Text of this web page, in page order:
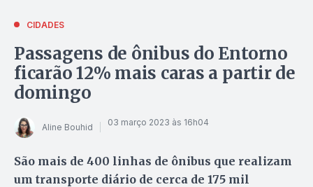
CIDADES
Passagens de ônibus do Entorno
ficarão 12% mais caras a partir de
domingo
Aline Bouhid 03 março 2023 às 16h04
São mais de 400 linhas de ônibus que realizam
um transporte diário de cerca de 175 mil